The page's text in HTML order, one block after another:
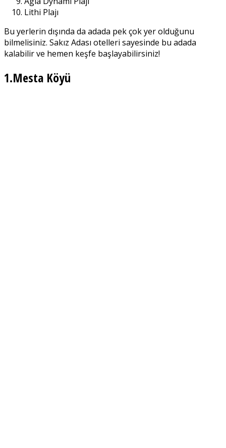
Lithi Plajı
Bu yerlerin dışında da adada pek çok yer olduğunu
bilmelisiniz. Sakız Adası otelleri sayesinde bu adada
kalabilir ve hemen keşfe başlayabilirsiniz!
1.Mesta Köyü